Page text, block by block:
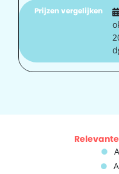
Prijzen vergelijken